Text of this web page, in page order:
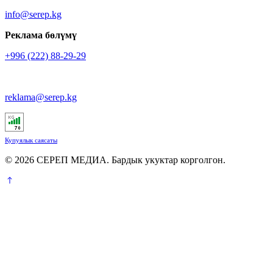
info@serep.kg
Реклама бөлүмү
+996 (222) 88-29-29
reklama@serep.kg
Купуялык саясаты
© 2026 СЕРЕП МЕДИА. Бардык укуктар корголгон.